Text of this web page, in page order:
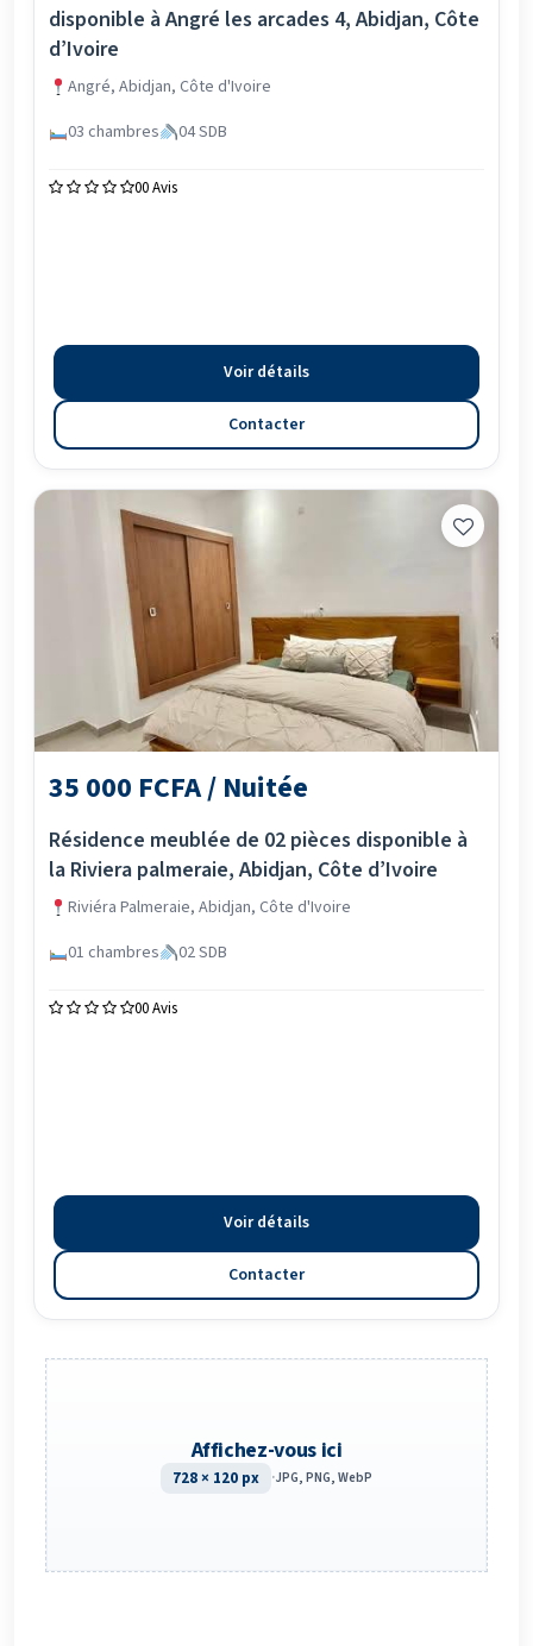
disponible à Angré les arcades 4, Abidjan, Côte
d’Ivoire
Angré, Abidjan, Côte d'Ivoire
03 chambres
04 SDB
00 Avis
Voir détails
Contacter
35 000 FCFA / Nuitée
Résidence meublée de 02 pièces disponible à
la Riviera palmeraie, Abidjan, Côte d’Ivoire
Riviéra Palmeraie, Abidjan, Côte d'Ivoire
01 chambres
02 SDB
00 Avis
Voir détails
Contacter
Affichez-vous ici
728 × 120 px ·JPG, PNG, WebP